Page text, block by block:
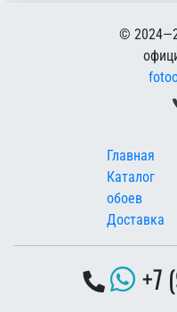
©
Меню в
Главная
Каталог
обоев
Доставка
+7